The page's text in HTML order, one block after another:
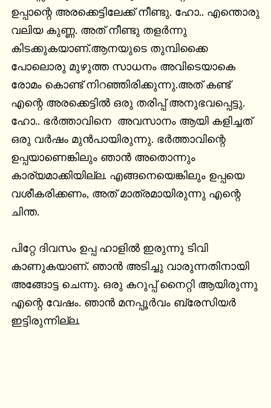
ഉപ്പാന്റെ അരക്കെട്ടിലേക്ക് നീണ്ടു. ഹോ.. എന്തൊരു
വലിയ കുണ്ണ. അത് നീണ്ടു തളർന്നു
കിടക്കുകയാണ്.ആനയുടെ തുമ്പിക്കൈ
പോലൊരു മുഴുത്ത സാധനം അവിടെയാകെ
രോമം കൊണ്ട് നിറഞ്ഞിരിക്കുന്നു.അത് കണ്ട്
എന്റെ അരക്കെട്ടിൽ ഒരു തരിപ്പ് അനുഭവപ്പെട്ടു.
ഹോ.. ഭർത്താവിനെ  അവസാനം ആയി കളിച്ചത്
ഒരു വർഷം മുൻപായിരുന്നു. ഭർത്താവിന്റെ
ഉപ്പയാണെങ്കിലും ഞാൻ അതൊന്നും
കാര്യമാക്കിയില്ല. എങ്ങനെയെങ്കിലും ഉപ്പയെ
വശീകരിക്കണം, അത് മാത്രമായിരുന്നു എന്റെ
ചിന്ത.
പിറ്റേ ദിവസം ഉപ്പ ഹാളിൽ ഇരുന്നു ടിവി
കാണുകയാണ്. ഞാൻ അടിച്ചു വാരുന്നതിനായി
അങ്ങോട്ട ചെന്നു. ഒരു കറുപ്പ് നൈറ്റി ആയിരുന്നു
എന്റെ വേഷം. ഞാൻ മനപ്പൂർവം ബ്രേസിയർ
ഇട്ടിരുന്നില്ല.